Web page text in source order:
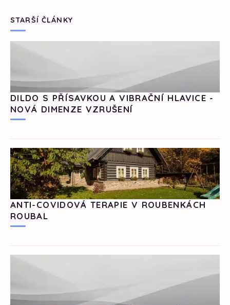
STARŠÍ ČLÁNKY
DILDO S PŘÍSAVKOU A VIBRAČNÍ HLAVICE -
NOVÁ DIMENZE VZRUŠENÍ
ANTI-COVIDOVÁ TERAPIE V ROUBENKÁCH
ROUBAL